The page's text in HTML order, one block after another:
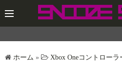
ン
ン
ツ
ホーム » Xbox Oneコントロー